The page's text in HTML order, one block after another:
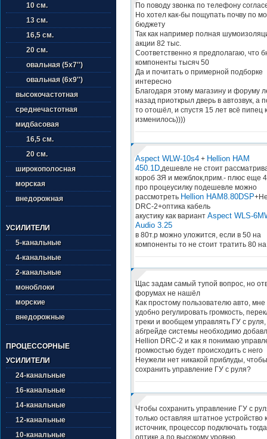
10 см.
13 см.
16,5 см.
20 см.
овальная (5х7'')
овальная (6х9'')
высокочастотная
среднечастотная
мидбасовая
16,5 см.
20 см.
широкополосная
морская
внедорожная
УСИЛИТЕЛИ
5-канальные
4-канальные
2-канальные
моноблоки
морские
внедорожные
ПРОЦЕССОРНЫЕ
УСИЛИТЕЛИ
24-канальные
16-канальные
14-канальные
12-канальные
10-канальные
По поводу звонка по телефону
Но хотел как-бы пощупать почву по
бюджету
Так как например полная
акции 82 тыс.
Соответственно я предполагаю, что
компоненты тысяч 50
Да и почитать о примерной подборке
интересно
Благодаря этому магазину и форуму
назад приоткрыл дверь в автозвук, а
то отошёл, и спустя 15 лет всё пипец
изменилось))))
Aspect WLW-10s4+ Hellion HAM
450.1D,дешевле не стоит
короб ЗЯ и межблок,прим.- плюс еще
про процеусилку подешевле можно
рассмотреть Hellion HAM8.80DSP
DRC-2+оптика кабель
акустику как вариант Aspect WLS-
Audio 3.25
в 80т.р можно уложится, если в 50 на
компоненты то не стоит тратить 80
Щас задам самый тупой вопрос, но
форумах не нашёл
Как простому пользователю авто,
удобно регулировать громкость,
треки и вообщем управлять ГУ с
абгрейде системы необходимо
Hellion DRC-2 и как я понимаю
громкостью будет происходить с него
Неужели нет никакой приблуды, чтобы
сохранить управление ГУ с руля?
Чтобы сохранить управление ГУ с
только оставляя штатное устройство
источник, процессор подключать
оптике,а по высокому уровню.